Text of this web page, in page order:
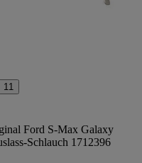
11
Ford S-Max Galaxy
Schlauch 1712396